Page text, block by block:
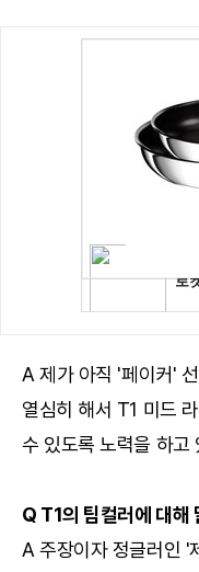
A 제가 아직 '페이커'
열심히 해서 T1 미드
수 있도록 노력을 하고
Q T1의 팀컬러에 대해
A 주장이자 정글러인 '